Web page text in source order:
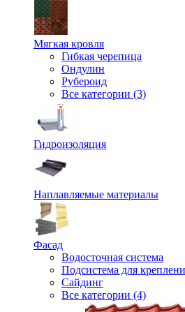
Мягкая кровля
Гибкая черепица
Ондулин
Рубероид
Все категории (3)
Гидроизоляция
Наплавляемые материалы
Фасад
Водосточная система
Подсистема для
Сайдинг
Все категории (4)